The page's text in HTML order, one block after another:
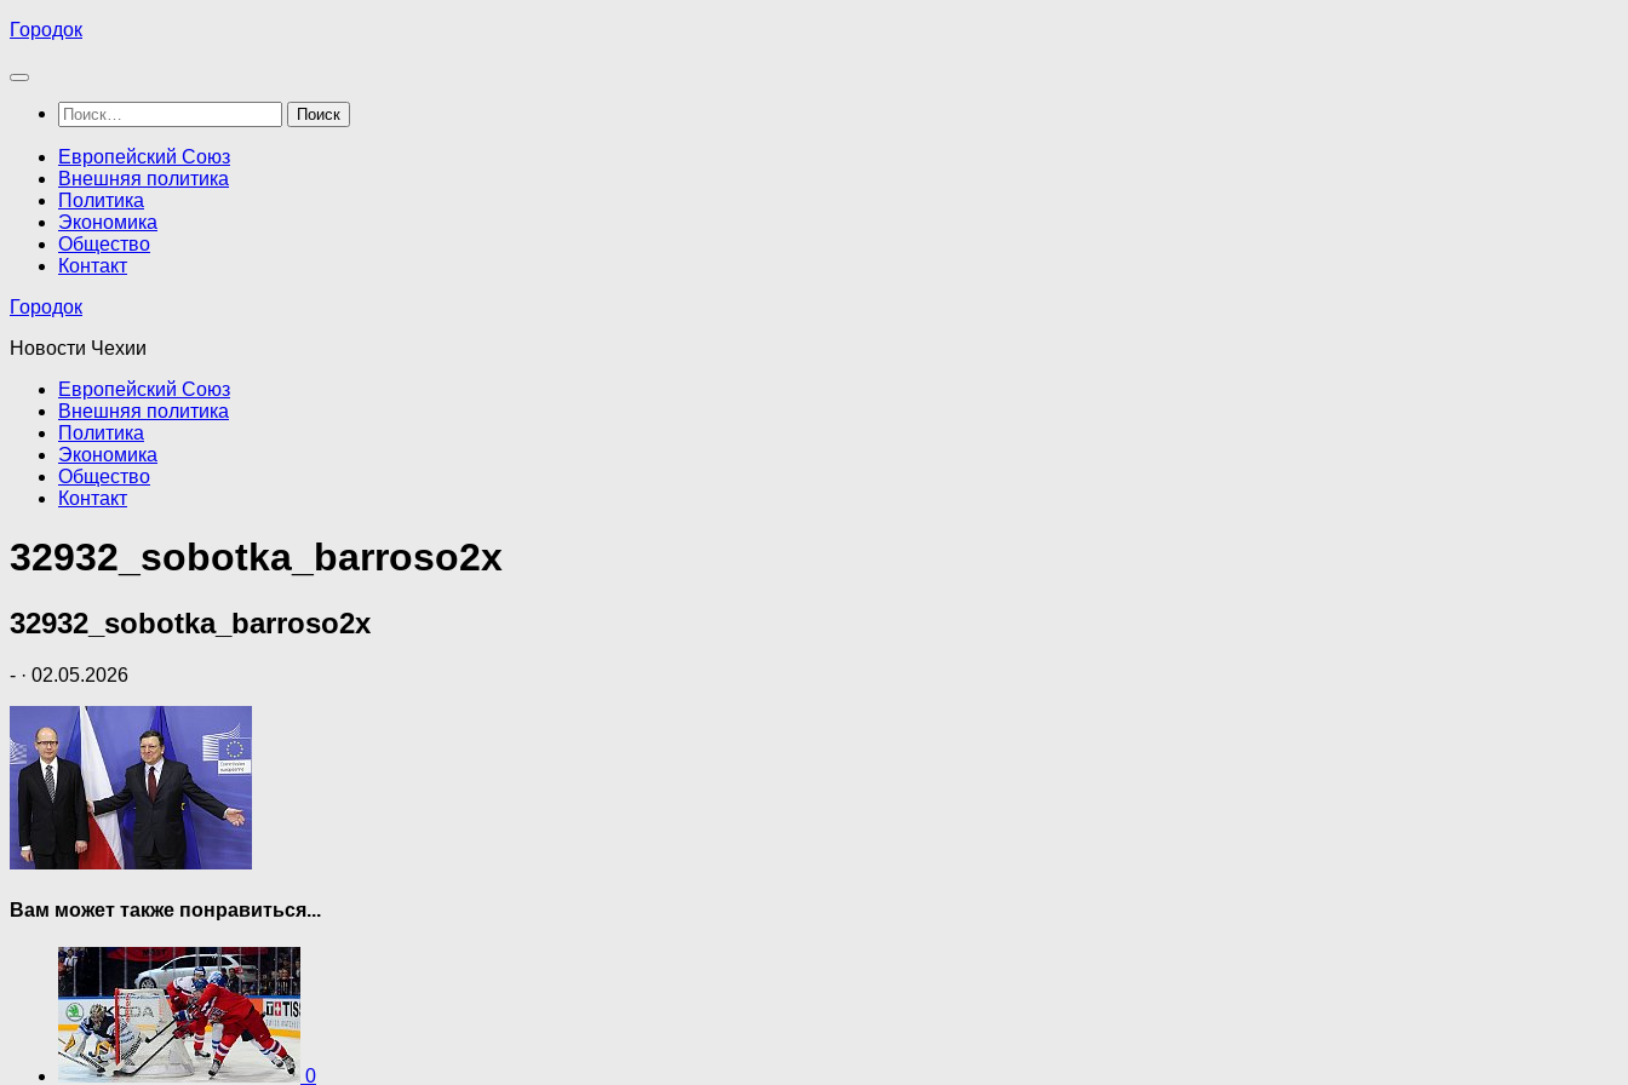
Перейти
содержимому
Городок
Найти:
Европейский Союз
Внешняя политика
Политика
Экономика
Общество
Контакт
Городок
Новости Чехии
Европейский Союз
Внешняя политика
Политика
Экономика
Общество
Контакт
32932_sobotka_barroso2x
32932_sobotka_barroso2x
- · 02.05.2026
Вам может также понравиться...
0